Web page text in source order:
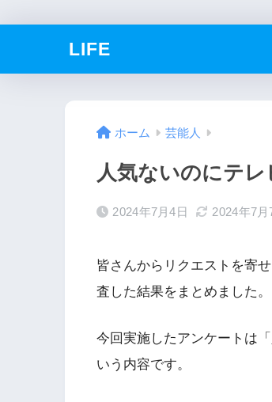
LIFE
ホーム 芸能人
人気ないのにテ
2024年7月4日 2024年7月
皆さんからリクエストを寄
査した結果をまとめました。
今回実施したアンケートは
いう内容です。